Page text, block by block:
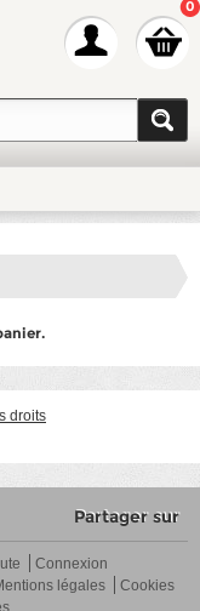
0
droits
Partager sur
Connexion
légales
Cookies